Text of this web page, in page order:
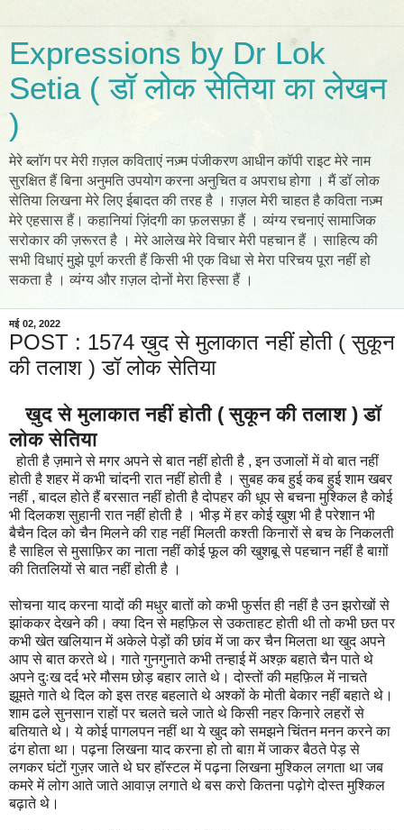
Expressions by Dr Lok
Setia ( डॉ लोक सेतिया का लेखन
)
मेरे ब्लॉग पर मेरी ग़ज़ल कविताएं नज़्म पंजीकरण आधीन कॉपी राइट मेरे नाम
सुरक्षित हैं बिना अनुमति उपयोग करना अनुचित व अपराध होगा । मैं डॉ लोक
सेतिया लिखना मेरे लिए ईबादत की तरह है । ग़ज़ल मेरी चाहत है कविता नज़्म
मेरे एहसास हैं। कहानियां ज़िंदगी का फ़लसफ़ा हैं । व्यंग्य रचनाएं सामाजिक
सरोकार की ज़रूरत है । मेरे आलेख मेरे विचार मेरी पहचान हैं । साहित्य की
सभी विधाएं मुझे पूर्ण करती हैं किसी भी एक विधा से मेरा परिचय पूरा नहीं हो
सकता है । व्यंग्य और ग़ज़ल दोनों मेरा हिस्सा हैं ।
मई 02, 2022
POST : 1574 ख़ुद से मुलाकात नहीं होती ( सुकून
की तलाश ) डॉ लोक सेतिया
ख़ुद से मुलाकात नहीं होती ( सुकून की तलाश ) डॉ
लोक सेतिया
होती है ज़माने से मगर अपने से बात नहीं होती है , इन उजालों में वो बात नहीं
होती है शहर में कभी चांदनी रात नहीं होती है । सुबह कब हुई कब हुई शाम खबर
नहीं , बादल होते हैं बरसात नहीं होती है दोपहर की धूप से बचना मुश्किल है कोई
भी दिलकश सुहानी रात नहीं होती है । भीड़ में हर कोई खुश भी है परेशान भी
बैचैन दिल को चैन मिलने की राह नहीं मिलती कश्ती किनारों से बच के निकलती
है साहिल से मुसाफ़िर का नाता नहीं कोई फूल की खुशबू से पहचान नहीं है बाग़ों
की तितलियों से बात नहीं होती है ।
सोचना याद करना यादों की मधुर बातों को कभी फुर्सत ही नहीं है उन झरोखों से
झांककर देखने की। क्या दिन से महफ़िल से उकताहट होती थी तो कभी छत पर
कभी खेत खलियान में अकेले पेड़ों की छांव में जा कर चैन मिलता था खुद अपने
आप से बात करते थे। गाते गुनगुनाते कभी तन्हाई में अश्क़ बहाते चैन पाते थे
अपने दुःख दर्द भरे मौसम छोड़ बहार लाते थे। दोस्तों की महफ़िल में नाचते
झूमते गाते थे दिल को इस तरह बहलाते थे अश्कों के मोती बेकार नहीं बहाते थे।
शाम ढले सुनसान राहों पर चलते चले जाते थे किसी नहर किनारे लहरों से
बतियाते थे। ये कोई पागलपन नहीं था ये खुद को समझने चिंतन मनन करने का
ढंग होता था। पढ़ना लिखना याद करना हो तो बाग़ में जाकर बैठते पेड़ से
लगकर घंटों गुज़र जाते थे घर हॉस्टल में पढ़ना लिखना मुश्किल लगता था जब
कमरे में लोग आते जाते आवाज़ लगाते थे बस करो कितना पढ़ोगे दोस्त मुश्किल
बढ़ाते थे।